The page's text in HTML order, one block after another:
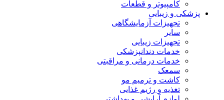
کامپیوتر و قطعات
پزشکی و زیبایی
تجهیزات آزمایشگاهی
سایر
تجهیزات زیبایی
خدمات دندانپزشکی
خدمات درمانی و مراقبتی
سمعک
کاشت و ترمیم مو
تغذیه و رژیم غذایی